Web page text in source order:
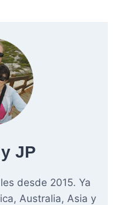
JP
desde 2015. Ya
Australia, Asia y